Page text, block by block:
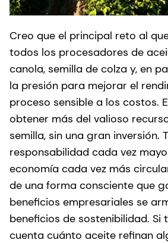
Creo que el principal reto al
todos los procesadores de
canola, semilla de colza y, en
la presión para mejorar el
proceso sensible a los costos.
obtener más del valioso
semilla, sin una gran inversión.
responsabilidad cada vez
economía cada vez más
de una forma consciente que
beneficios empresariales se
beneficios de sostenibilidad. Si
cuenta cuánto aceite refinan